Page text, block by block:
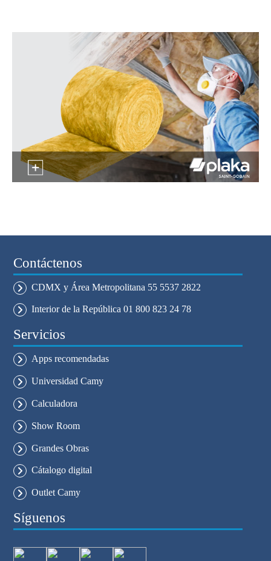
Contáctenos
CDMX y Área Metropolitana 55 5537 2822
Interior de la República 01 800 823 24 78
Servicios
Apps recomendadas
Universidad Camy
Calculadora
Show Room
Grandes Obras
Cátalogo digital
Outlet Camy
Síguenos